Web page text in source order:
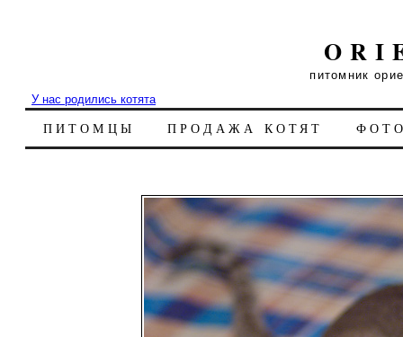
питомник
У нас родились котята
ПИТОМЦЫ ПРОДАЖА КОТЯТ